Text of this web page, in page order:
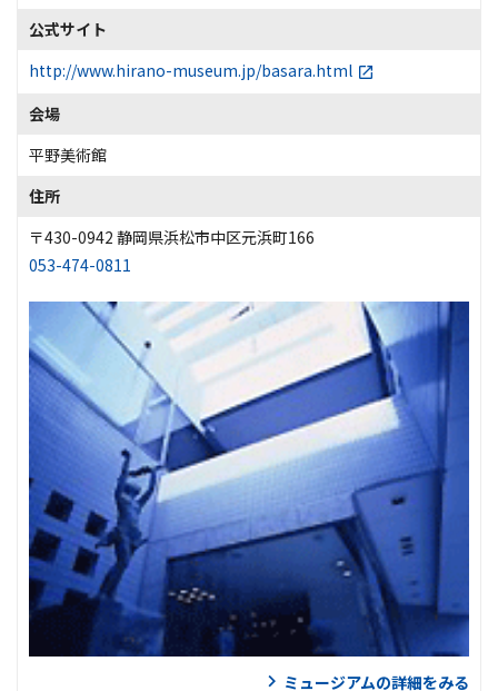
公式サイト
http://www.hirano-museum.jp/basara.html
会場
平野美術館
住所
〒430-0942 静岡県浜松市中区元浜町166
053-474-0811
ミュージアムの詳細をみる